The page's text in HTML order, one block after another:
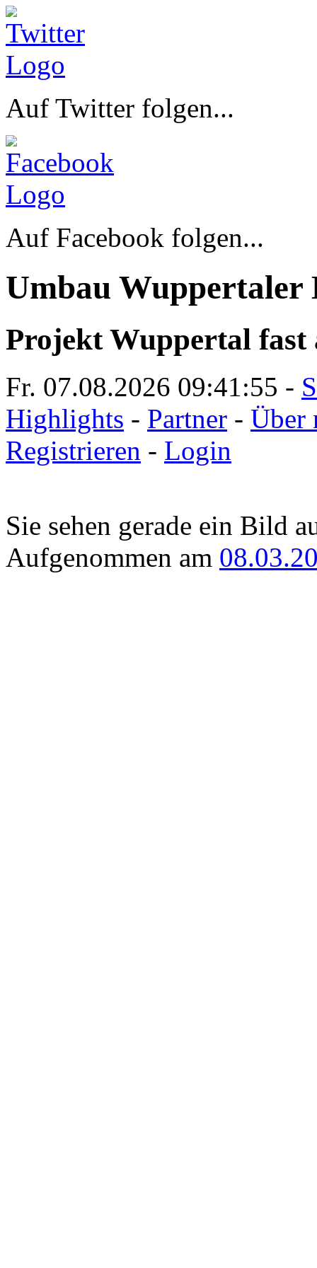
Auf Twitter folgen...
Auf Facebook folgen...
Umbau Wuppertaler
Projekt Wuppertal fast
Fr. 07.08.2026 09:41:55 -
Highlights - Partner - Über
Registrieren - Login
Sie sehen gerade ein Bild
Aufgenommen am